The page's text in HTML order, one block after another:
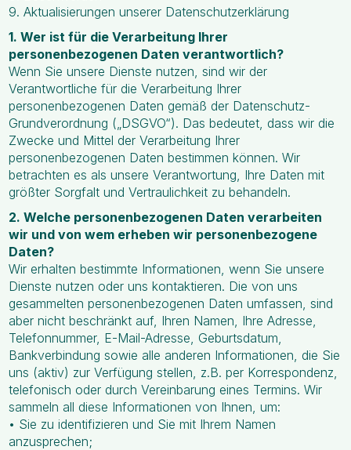
9. Aktualisierungen unserer Datenschutzerklärung
1. Wer ist für die Verarbeitung Ihrer
personenbezogenen Daten verantwortlich?
Wenn Sie unsere Dienste nutzen, sind wir der
Verantwortliche für die Verarbeitung Ihrer
personenbezogenen Daten gemäß der Datenschutz-
Grundverordnung („DSGVO“). Das bedeutet, dass wir die
Zwecke und Mittel der Verarbeitung Ihrer
personenbezogenen Daten bestimmen können. Wir
betrachten es als unsere Verantwortung, Ihre Daten mit
größter Sorgfalt und Vertraulichkeit zu behandeln.
2. Welche personenbezogenen Daten verarbeiten
wir und von wem erheben wir personenbezogene
Daten?
Wir erhalten bestimmte Informationen, wenn Sie unsere
Dienste nutzen oder uns kontaktieren. Die von uns
gesammelten personenbezogenen Daten umfassen, sind
aber nicht beschränkt auf, Ihren Namen, Ihre Adresse,
Telefonnummer, E-Mail-Adresse, Geburtsdatum,
Bankverbindung sowie alle anderen Informationen, die Sie
uns (aktiv) zur Verfügung stellen, z.B. per Korrespondenz,
telefonisch oder durch Vereinbarung eines Termins. Wir
sammeln all diese Informationen von Ihnen, um:
• Sie zu identifizieren und Sie mit Ihrem Namen
anzusprechen;